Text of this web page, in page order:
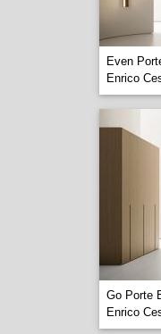
Even
Enrico
Go Porte
Enrico